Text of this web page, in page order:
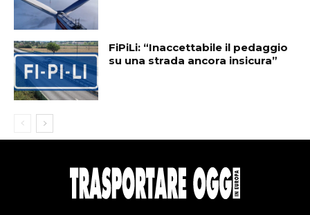
FiPiLi: “Inaccettabile il pedaggio
su una strada ancora insicura”